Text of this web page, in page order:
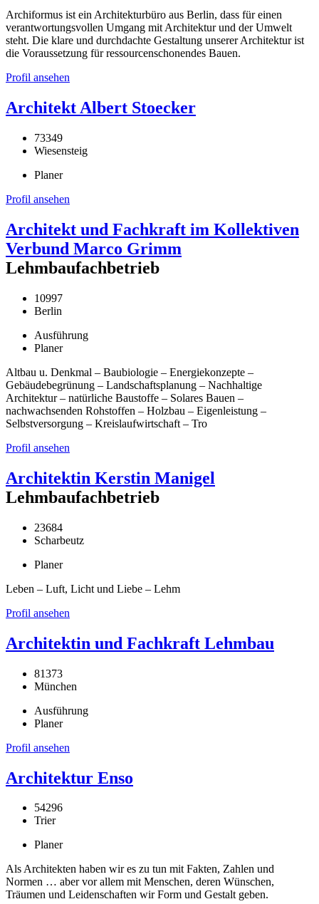
Archiformus ist ein Architekturbüro aus Berlin, dass für einen
verantwortungsvollen Umgang mit Architektur und der Umwelt
steht. Die klare und durchdachte Gestaltung unserer Architektur ist
die Voraussetzung für ressourcenschonendes Bauen.
Profil ansehen
Architekt Albert Stoecker
73349
Wiesensteig
Planer
Profil ansehen
Architekt und Fachkraft im Kollektiven
Verbund Marco Grimm
Lehmbaufachbetrieb
10997
Berlin
Ausführung
Planer
Altbau u. Denkmal – Baubiologie – Energiekonzepte –
Gebäudebegrünung – Landschaftsplanung – Nachhaltige
Architektur – natürliche Baustoffe – Solares Bauen –
nachwachsenden Rohstoffen – Holzbau – Eigenleistung –
Selbstversorgung – Kreislaufwirtschaft – Tro
Profil ansehen
Architektin Kerstin Manigel
Lehmbaufachbetrieb
23684
Scharbeutz
Planer
Leben – Luft, Licht und Liebe – Lehm
Profil ansehen
Architektin und Fachkraft Lehmbau
81373
München
Ausführung
Planer
Profil ansehen
Architektur Enso
54296
Trier
Planer
Als Architekten haben wir es zu tun mit Fakten, Zahlen und
Normen … aber vor allem mit Menschen, deren Wünschen,
Träumen und Leidenschaften wir Form und Gestalt geben.